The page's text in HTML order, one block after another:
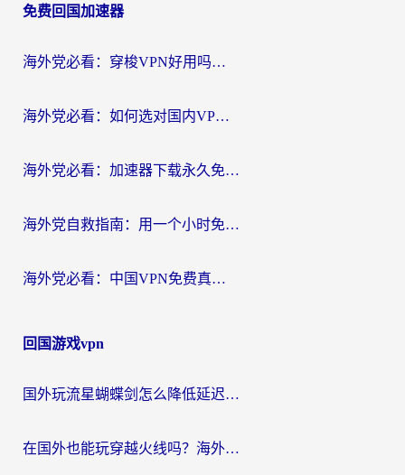
导
免费回国加速器
海外党必看：穿梭VPN好用吗？和云帆VPN对比哪个回国效果更好？附真实测评+避坑指南
海外党必看：如何选对国内VPN，实现无缝访问国内资源？
海外党必看：加速器下载永久免费版真的存在吗？教你无缝访问国内资源的正确姿势
海外党自救指南：用一个小时免费加速器，轻松打破国内资源访问壁垒？
海外党必看：中国VPN免费真的靠谱吗？手把手教你选对回国加速器
回国游戏vpn
国外玩流星蝴蝶剑怎么降低延迟？海外党必看的加速秘籍（含欧洲鸣潮&彩虹岛优化攻略）
在国外也能玩穿越火线吗？海外玩家国服游戏畅玩终极指南